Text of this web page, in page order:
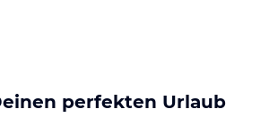
perfekten Urlaub